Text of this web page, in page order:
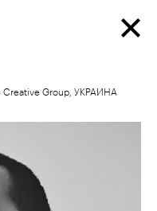
Creative Group, УКРАИНА